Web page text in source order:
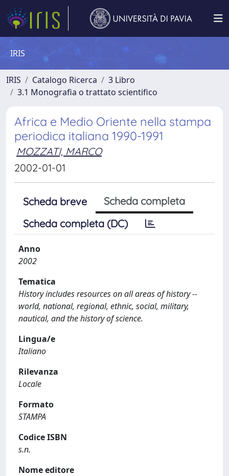
IRIS
IRIS Catalogo Ricerca
3 Libro
3.1 Monografia o trattato scientifico
Africa e Medio Oriente nella stampa
periodica italiana 1990-1991
MOZZATI, MARCO
2002-01-01
Scheda breve
Scheda completa
Scheda completa (DC)
Anno
2002
Tematica
History includes resources on all areas of history --
world, national, regional, ethnic, social, military,
nautical, and the history of science.
Lingua/e
Italiano
Rilevanza
Locale
Formato
STAMPA
Codice ISBN
s.n.
Nome editore